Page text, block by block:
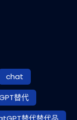
chat
替代